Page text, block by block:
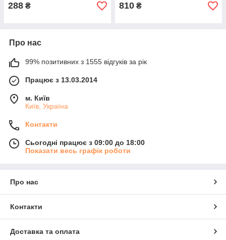
288 ₴ 810 ₴
Про нас
99% позитивних з 1555 відгуків за рік
Працює з 13.03.2014
м. Київ
Київ, Україна
Контакти
Сьогодні працює з 09:00 до 18:00
Показати весь графік роботи
Про нас
Контакти
Доставка та оплата